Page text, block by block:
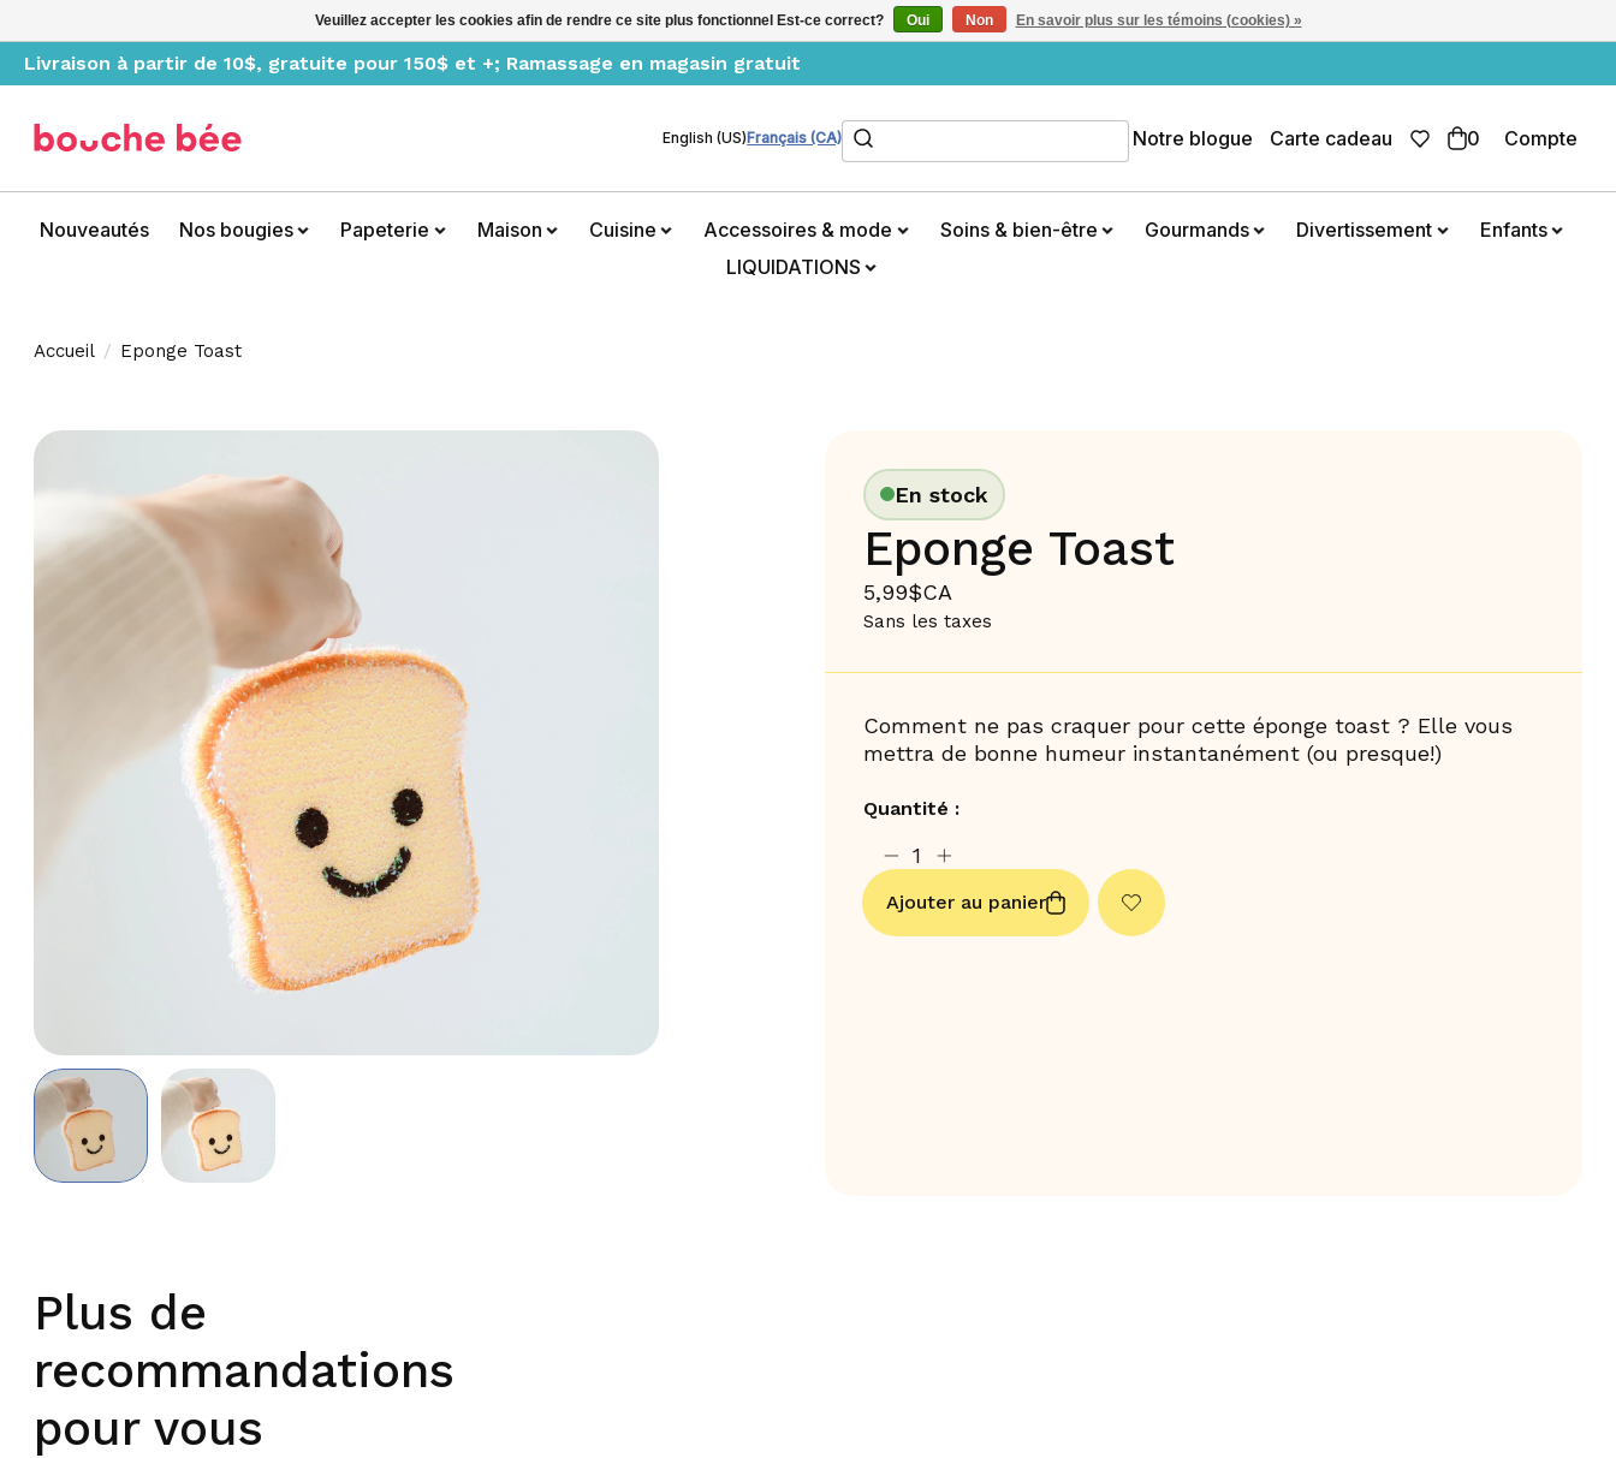
Livraison à partir de 10$, gratuite pour 150$ et +; Ramassage en magasin gratuit
English (US)Français (CA)Rechercher Notre blogue Carte cadeau 0 Compte
Nouveautés Nos bougies Papeterie Maison Cuisine Accessoires & mode Soins & bien-être Gourmands Divertissement
Enfants
LIQUIDATIONS
Accueil / Eponge Toast
Product image slideshow Items
En stock
Eponge Toast
5,99$CA
Sans les taxes
Comment ne pas craquer pour cette éponge toast ? Elle vous
mettra de bonne humeur instantanément (ou presque!)
Quantité :
Ajouter au panier
Plus de
recommandations
pour vous
Veuillez accepter les cookies afin de rendre ce site plus fonctionnel Est-ce correct? Oui Non En savoir plus sur les témoins (cookies) »